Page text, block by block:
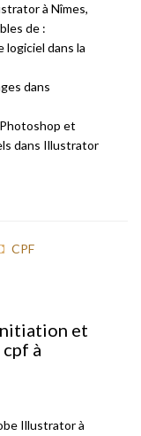
à Nîmes,
de :
logiciel dans la
dans
et
dans Illustrator
CPF
et
à
Illustrator à